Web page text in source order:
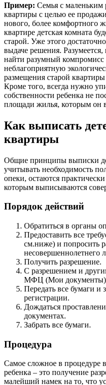
Пример: Семья с маленьким
квартиры с целью ее
нового, более комфортного
квартире детская комната
старой. Уже этого
выдаче решения.
найти разумный компромисс
неблагоприятную
размещения старой
Кроме того, всегда нужно
собственности ребенка не
площади жилья, которым он
Как выписать
квартиры
Общие принципы выписки
учитывать необходимость
опеки, остаются
которым выписываются
Порядок действий
Обратиться в органы
Предоставить все
см.ниже) и попросить
несовершеннолетнего
Получить разрешение.
С разрешением и
МФЦ (Мои документы)
Передать все бумаги и
регистрации.
Дождаться
документах.
Забрать все бумаги.
Процедура
Самое сложное в процедуре
ребенка – это получение
малейший намек на то, что